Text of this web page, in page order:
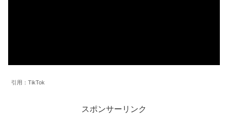
引用：TikTok
スポンサーリンク